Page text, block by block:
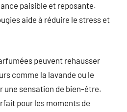
paisible et reposante.
aide à réduire le stress et
peuvent rehausser
comme la lavande ou le
une sensation de bien-être.
pour les moments de